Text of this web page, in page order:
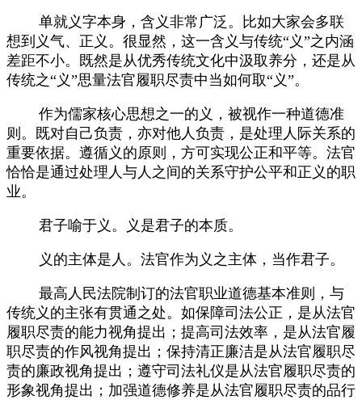
单就义字本身，含义非常广泛。比如大家会多联
想到义气、正义。很显然，这一含义与传统“义”之内涵
差距不小。既然是从优秀传统文化中汲取养分，还是从
传统之“义”思量法官履职尽责中当如何取“义”。
作为儒家核心思想之一的义，被视作一种道德准
则。既对自己负责，亦对他人负责，是处理人际关系的
重要依据。遵循义的原则，方可实现公正和平等。法官
恰恰是通过处理人与人之间的关系守护公平和正义的职
业。
君子喻于义。义是君子的本质。
义的主体是人。法官作为义之主体，当作君子。
最高人民法院制订的法官职业道德基本准则，与
传统义的主张有贯通之处。如保障司法公正，是从法官
履职尽责的能力视角提出；提高司法效率，是从法官履
职尽责的作风视角提出；保持清正廉洁是从法官履职尽
责的廉政视角提出；遵守司法礼仪是从法官履职尽责的
形象视角提出；加强道德修养是从法官履职尽责的品行